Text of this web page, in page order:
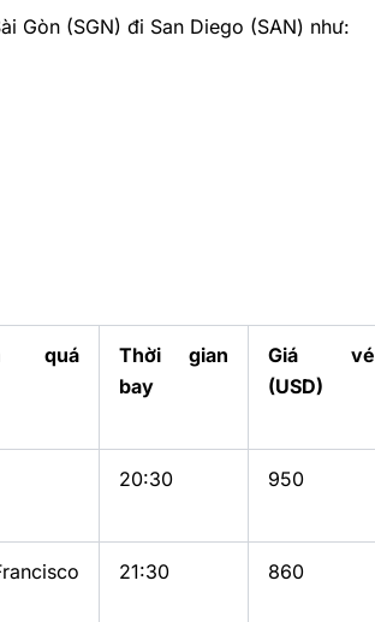
Gòn (SGN) đi San Diego (SAN) như:
quá
Thời gian
bay
Giá vé
(USD)
20:30 950
21:30 860